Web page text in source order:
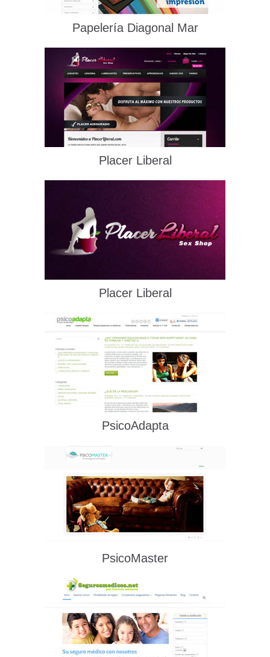
Papelería Diagonal Mar
Placer Liberal
Placer Liberal
PsicoAdapta
PsicoMaster